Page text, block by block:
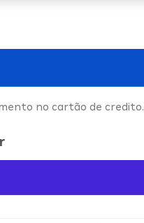
no cartão de credito.